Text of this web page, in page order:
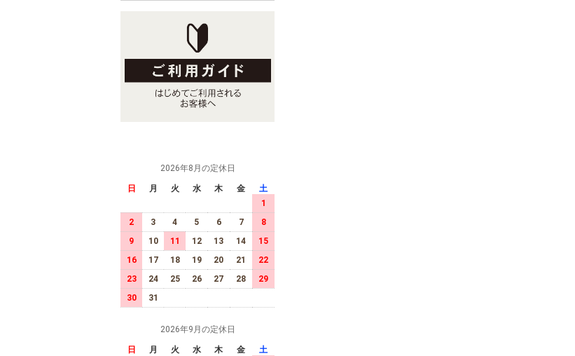
2026年8月の定休日
日 月 火 水 木 金
土
1
2
3 4 5 6 7
8
9
10 11 12 13 14
15
16
17 18 19 20 21
22
23
24 25 26 27 28
29
30
31
2026年9月の定休日
日 月 火 水 木 金 土